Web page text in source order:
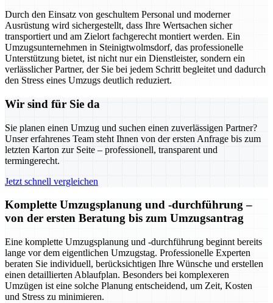
Durch den Einsatz von geschultem Personal und moderner
Ausrüstung wird sichergestellt, dass Ihre Wertsachen sicher
transportiert und am Zielort fachgerecht montiert werden. Ein
Umzugsunternehmen in Steinigtwolmsdorf, das professionelle
Unterstützung bietet, ist nicht nur ein Dienstleister, sondern ein
verlässlicher Partner, der Sie bei jedem Schritt begleitet und dadurch
den Stress eines Umzugs deutlich reduziert.
Wir sind für Sie da
Sie planen einen Umzug und suchen einen zuverlässigen Partner?
Unser erfahrenes Team steht Ihnen von der ersten Anfrage bis zum
letzten Karton zur Seite – professionell, transparent und
termingerecht.
Jetzt schnell vergleichen
Komplette Umzugsplanung und -durchführung –
von der ersten Beratung bis zum Umzugsantrag
Eine komplette Umzugsplanung und -durchführung beginnt bereits
lange vor dem eigentlichen Umzugstag. Professionelle Experten
beraten Sie individuell, berücksichtigen Ihre Wünsche und erstellen
einen detaillierten Ablaufplan. Besonders bei komplexeren
Umzügen ist eine solche Planung entscheidend, um Zeit, Kosten
und Stress zu minimieren.